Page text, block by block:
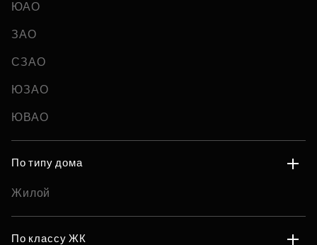
ЮАО
ЗАО
СЗАО
ЮЗАО
ЮВАО
По типу дома
Жилой
По классу ЖК